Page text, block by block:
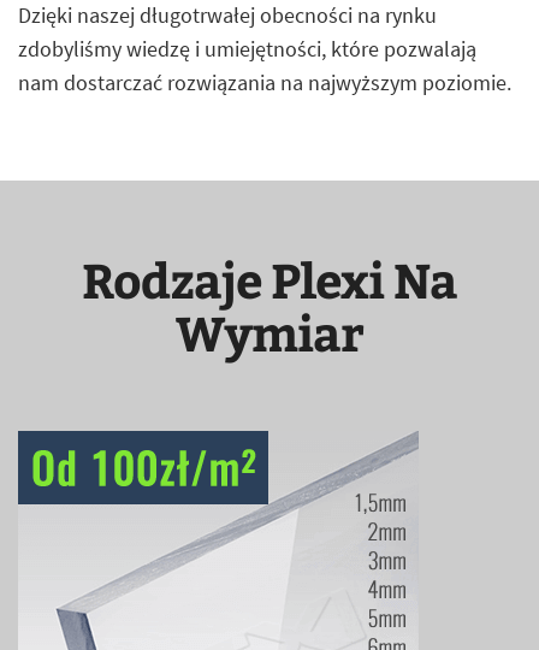
Dzięki naszej długotrwałej obecności na rynku
zdobyliśmy wiedzę i umiejętności, które pozwalają
nam dostarczać rozwiązania na najwyższym poziomie.
Rodzaje Plexi Na
Wymiar